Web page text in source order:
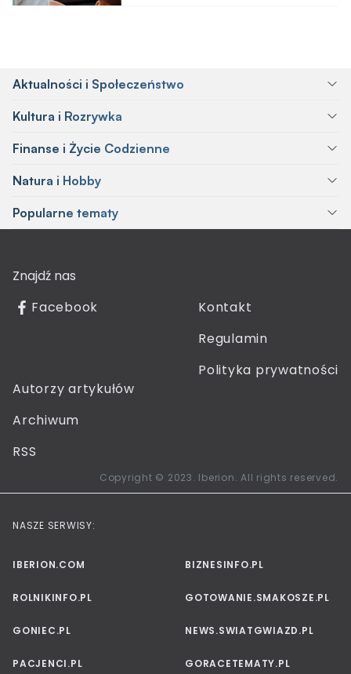
Aktualności i Społeczeństwo
Kultura i Rozrywka
Finanse i Życie Codzienne
Natura i Hobby
Popularne tematy
Znajdź nas
Facebook
Kontakt
Regulamin
Polityka prywatności
Autorzy artykułów
Archiwum
RSS
Copyright © 2023. Iberion. All rights reserved.
NASZE SERWISY:
IBERION.COM BIZNESINFO.PL
ROLNIKINFO.PL GOTOWANIE.SMAKOSZE.PL
GONIEC.PL NEWS.SWIATGWIAZD.PL
PACJENCI.PL GORACETEMATY.PL